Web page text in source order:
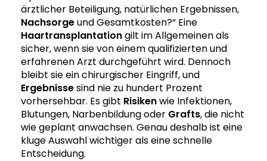
ärztlicher Beteiligung, natürlichen Ergebnissen,
Nachsorgeund Gesamtkosten?“ Eine
Haartransplantationgilt im Allgemeinen als
sicher, wenn sie von einem qualifizierten und
erfahrenen Arzt durchgeführt wird. Dennoch
bleibt sie ein chirurgischer Eingriff, und
Ergebnissesind nie zu hundert Prozent
vorhersehbar. Es gibt Risikenwie Infektionen,
Blutungen, Narbenbildung oder Grafts, die nicht
wie geplant anwachsen. Genau deshalb ist eine
kluge Auswahl wichtiger als eine schnelle
Entscheidung.